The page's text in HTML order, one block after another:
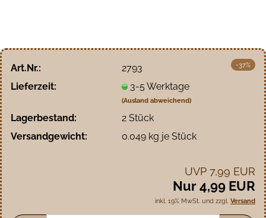
-37%
Art.Nr.:
2793
Lieferzeit:
3-5 Werktage
(Ausland abweichend)
Lagerbestand: 2 Stück
Versandgewicht:
0.049kg je Stück
UVP 7,99 EUR
Nur 4,99 EUR
inkl. 19% MwSt. und zzgl. Versand